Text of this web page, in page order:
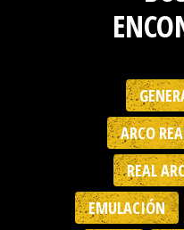
ARCO
REAL
EMULACIÓN